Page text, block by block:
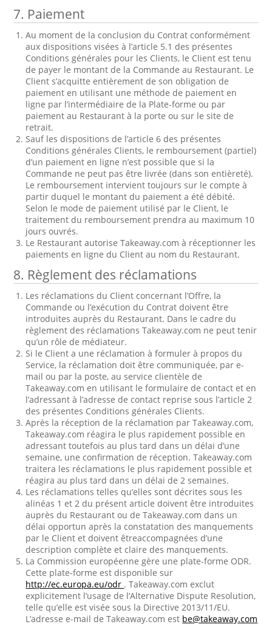
7. Paiement
Au moment de la conclusion du Contrat conformément
aux dispositions visées à l’article 5.1 des présentes
Conditions générales pour les Clients, le Client est tenu
de payer le montant de la Commande au Restaurant. Le
Client s’acquitte entièrement de son obligation de
paiement en utilisant une méthode de paiement en
ligne par l’intermédiaire de la Plate-forme ou par
paiement au Restaurant à la porte ou sur le site de
retrait.
Sauf les dispositions de l’article 6 des présentes
Conditions générales Clients, le remboursement (partiel)
d’un paiement en ligne n’est possible que si la
Commande ne peut pas être livrée (dans son entièreté).
Le remboursement intervient toujours sur le compte à
partir duquel le montant du paiement a été débité.
Selon le mode de paiement utilisé par le Client, le
traitement du remboursement prendra au maximum 10
jours ouvrés.
Le Restaurant autorise Takeaway.com à réceptionner les
paiements en ligne du Client au nom du Restaurant.
8. Règlement des réclamations
Les réclamations du Client concernant l’Offre, la
Commande ou l’exécution du Contrat doivent être
introduites auprès du Restaurant. Dans le cadre du
règlement des réclamations Takeaway.com ne peut tenir
qu’un rôle de médiateur.
Si le Client a une réclamation à formuler à propos du
Service, la réclamation doit être communiquée, par e-
mail ou par la poste, au service clientèle de
Takeaway.com en utilisant le formulaire de contact et en
l’adressant à l’adresse de contact reprise sous l’article 2
des présentes Conditions générales Clients.
Après la réception de la réclamation par Takeaway.com,
Takeaway.com réagira le plus rapidement possible en
adressant toutefois au plus tard dans un délai d’une
semaine, une confirmation de réception. Takeaway.com
traitera les réclamations le plus rapidement possible et
réagira au plus tard dans un délai de 2 semaines.
Les réclamations telles qu’elles sont décrites sous les
alinéas 1 et 2 du présent article doivent être introduites
auprès du Restaurant ou de Takeaway.com dans un
délai opportun après la constatation des manquements
par le Client et doivent êtreaccompagnées d’une
description complète et claire des manquements.
La Commission européenne gère une plate-forme ODR.
Cette plate-forme est disponible sur
http://ec.europa.eu/odr . Takeaway.com exclut
explicitement l’usage de l’Alternative Dispute Resolution,
telle qu’elle est visée sous la Directive 2013/11/EU.
L’adresse e-mail de Takeaway.com est be@takeaway.com